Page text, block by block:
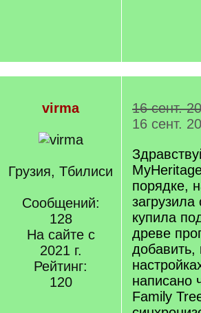
virma
Грузия, Тбилиси
Сообщений:
128
На сайте с
2021 г.
Рейтинг:
120
16 сент.
16 сент.
порядке,
купила
древе
добавить,
написано
Family